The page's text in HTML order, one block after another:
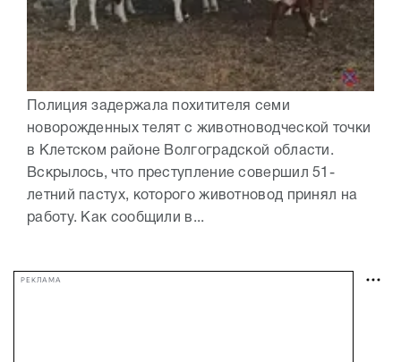
Полиция задержала похитителя семи
новорожденных телят с животноводческой точки
в Клетском районе Волгоградской области.
Вскрылось, что преступление совершил 51-
летний пастух, которого животновод принял на
работу. Как сообщили в...
РЕКЛАМА